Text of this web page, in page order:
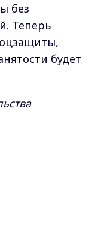
без
Теперь
будет